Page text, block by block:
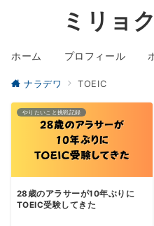
ミリョ
ホーム プロフィール
ナラデワ TOEIC
やりたいこと挑戦記録
28歳のアラサーが10年ぶりに
TOEIC受験してきた